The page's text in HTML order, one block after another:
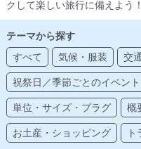
クして楽しい旅行に備えよう！
テーマから探す
すべて
気候・服装 交
祝祭日／季節ごとのイベント
単位・サイズ・プラグ 概
お土産・ショッピング